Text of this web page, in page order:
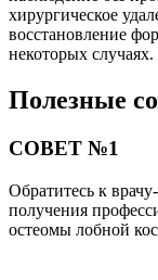
хирургическое
восстановление
некоторых случаях.
Полезные
СОВЕТ №1
Обратитесь к
получения
остеомы лобной